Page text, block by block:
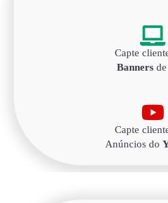
Capte
Banners
Capte
Anúncios do